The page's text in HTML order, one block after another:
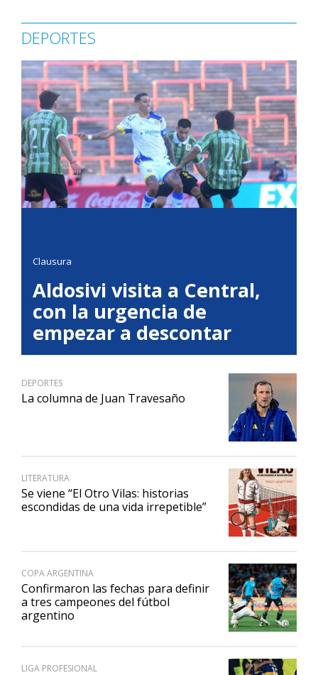
DEPORTES
Clausura
Aldosivi visita a Central,
con la urgencia de
empezar a descontar
DEPORTES
La columna de Juan Travesaño
LITERATURA
Se viene “El Otro Vilas: historias
escondidas de una vida irrepetible”
COPA ARGENTINA
Confirmaron las fechas para definir
a tres campeones del fútbol
argentino
LIGA PROFESIONAL